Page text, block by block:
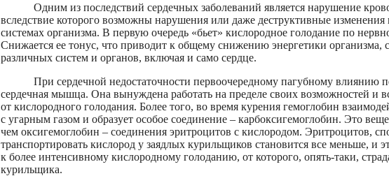
Одним из последствий сердечных заболеваний является нарушение
вследствие которого возможны нарушения или даже деструктивные изменения
системах организма. В первую очередь «бьет» кислородное голодание по
Снижается ее тонус, что приводит к общему снижению энергетики организма,
различных систем и органов, включая и само сердце.
При сердечной недостаточности первоочередному пагубному влиянию
сердечная мышца. Она вынуждена работать на пределе своих возможностей и
от кислородного голодания. Более того, во время курения гемоглобин
с угарным газом и образует особое соединение – карбоксигемоглобин. Это
чем оксигемоглобин – соединения эритроцитов с кислородом. Эритроцитов,
транспортировать кислород у заядлых курильщиков становится все меньше, и
к более интенсивному кислородному голоданию, от которого, опять-таки,
курильщика.